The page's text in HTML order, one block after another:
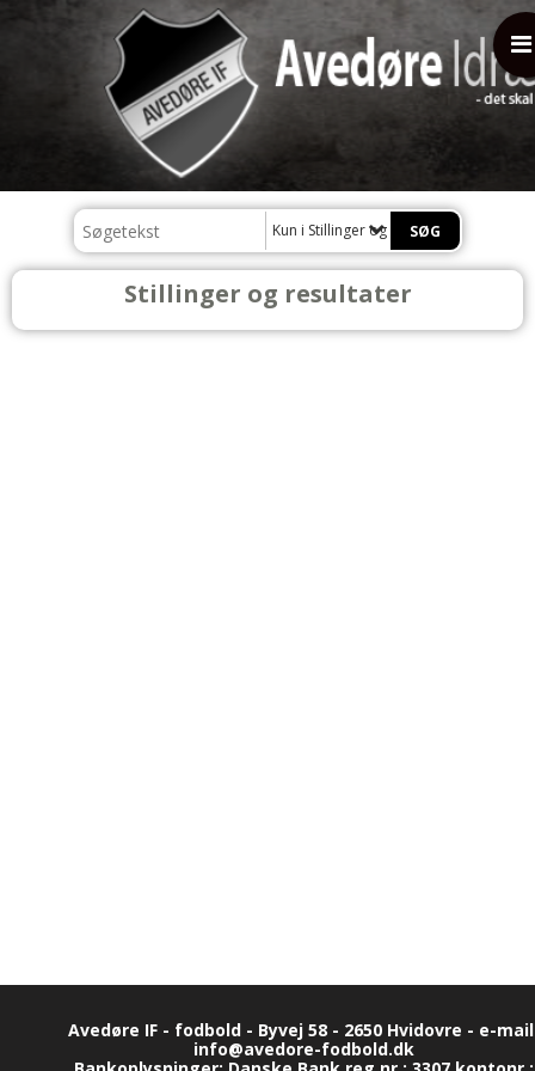
Kun i Stillinger og resultater
Stillinger og resultater
Avedøre IF - fodbold - Byvej 58 - 2650 Hvidovre - e-
info@avedore-fodbold.dk